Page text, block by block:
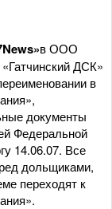
в ООО
ДСК»
в
документы
Федеральной
14.06.07. Все
дольщиками,
переходят к